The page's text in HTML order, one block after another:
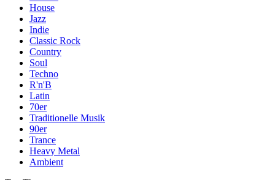
House
Jazz
Indie
Classic Rock
Country
Soul
Techno
R'n'B
Latin
70er
Traditionelle Musik
90er
Trance
Heavy Metal
Ambient